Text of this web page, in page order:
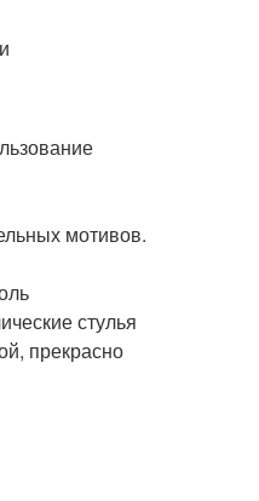
мотивов.
стулья
прекрасно